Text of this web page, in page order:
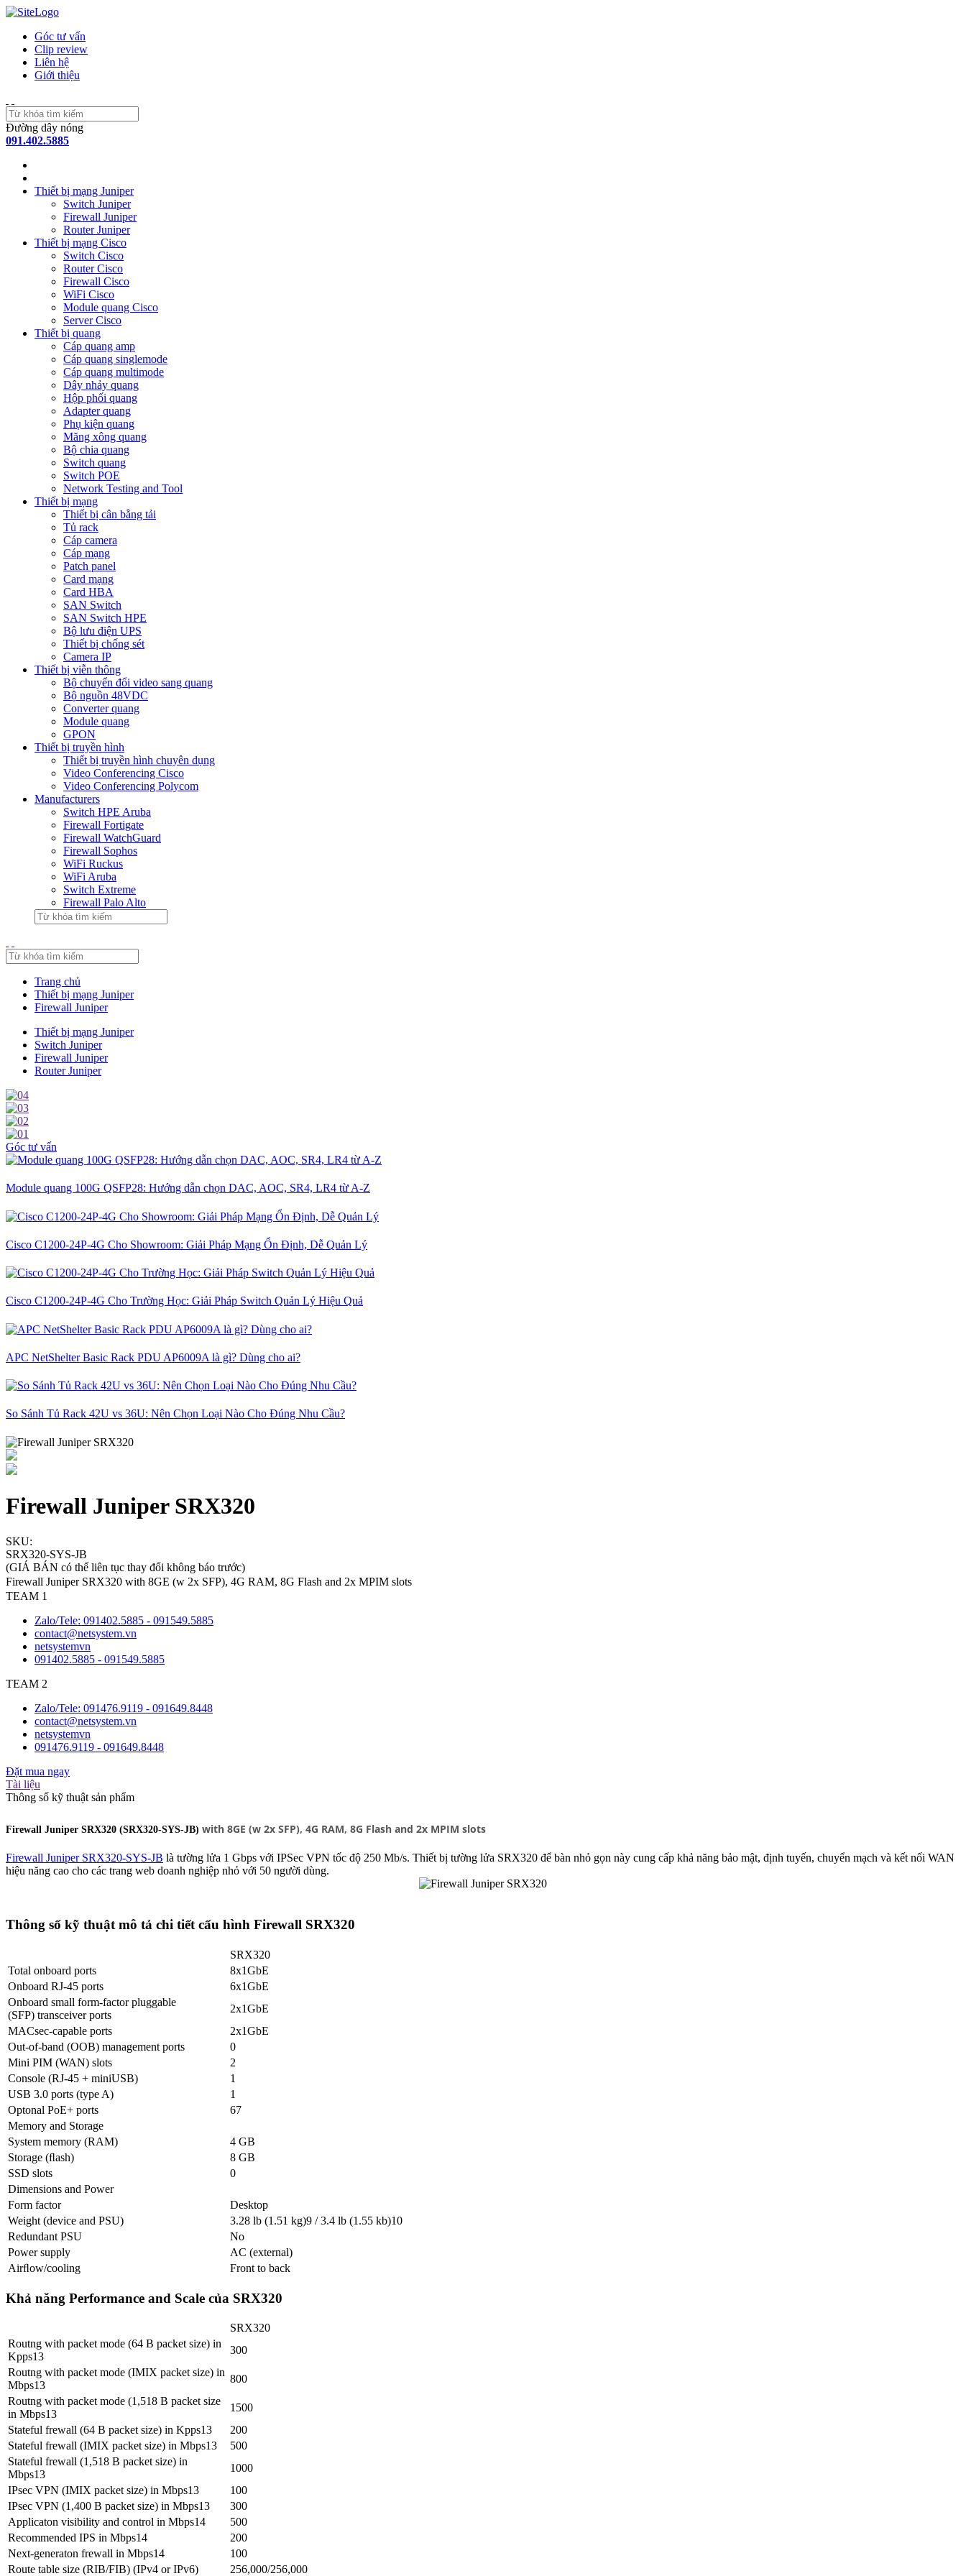
Góc tư vấn
Clip review
Liên hệ
Giới thiệu
Đường dây nóng
091.402.5885
Thiết bị mạng Juniper
Switch Juniper
Firewall Juniper
Router Juniper
Thiết bị mạng Cisco
Switch Cisco
Router Cisco
Firewall Cisco
WiFi Cisco
Module quang Cisco
Server Cisco
Thiết bị quang
Cáp quang amp
Cáp quang singlemode
Cáp quang multimode
Dây nhảy quang
Hộp phối quang
Adapter quang
Phụ kiện quang
Măng xông quang
Bộ chia quang
Switch quang
Switch POE
Network Testing and Tool
Thiết bị mạng
Thiết bị cân bằng tải
Tủ rack
Cáp camera
Cáp mạng
Patch panel
Card mạng
Card HBA
SAN Switch
SAN Switch HPE
Bộ lưu điện UPS
Thiết bị chống sét
Camera IP
Thiết bị viễn thông
Bộ chuyển đổi video sang quang
Bộ nguồn 48VDC
Converter quang
Module quang
GPON
Thiết bị truyền hình
Thiết bị truyền hình chuyên dụng
Video Conferencing Cisco
Video Conferencing Polycom
Manufacturers
Switch HPE Aruba
Firewall Fortigate
Firewall WatchGuard
Firewall Sophos
WiFi Ruckus
WiFi Aruba
Switch Extreme
Firewall Palo Alto
Trang chủ
Thiết bị mạng Juniper
Firewall Juniper
Thiết bị mạng Juniper
Switch Juniper
Firewall Juniper
Router Juniper
Góc tư vấn
Module quang 100G QSFP28: Hướng dẫn chọn DAC, AOC, SR4, LR4 từ A-Z
Cisco C1200-24P-4G Cho Showroom: Giải Pháp Mạng Ổn Định, Dễ Quản Lý
Cisco C1200-24P-4G Cho Trường Học: Giải Pháp Switch Quản Lý Hiệu Quả
APC NetShelter Basic Rack PDU AP6009A là gì? Dùng cho ai?
So Sánh Tủ Rack 42U vs 36U: Nên Chọn Loại Nào Cho Đúng Nhu Cầu?
Firewall Juniper SRX320
SKU:
SRX320-SYS-JB
(GIÁ BÁN có thể liên tục thay đổi không báo trước)
Firewall Juniper SRX320 with 8GE (w 2x SFP), 4G RAM, 8G Flash and 2x MPIM slots
TEAM 1
Zalo/Tele: 091402.5885 - 091549.5885
contact@netsystem.vn
netsystemvn
091402.5885 - 091549.5885
TEAM 2
Zalo/Tele: 091476.9119 - 091649.8448
contact@netsystem.vn
netsystemvn
091476.9119 - 091649.8448
Đặt mua ngay
Tài liệu
Thông số kỹ thuật sản phẩm
Firewall Juniper SRX320 (SRX320-SYS-JB) with 8GE (w 2x SFP), 4G RAM, 8G Flash and 2x MPIM slots
Firewall Juniper SRX320-SYS-JB là tường lửa 1 Gbps với IPSec VPN tốc độ 250 Mb/s. Thiết bị tường lửa SRX320 để bàn nhỏ gọn này cung cấp khả năng bảo mật, định tuyến, chuyển mạch và kết nối WAN
hiệu năng cao cho các trang web doanh nghiệp nhỏ với 50 người dùng.
Thông số kỹ thuật mô tả chi tiết cấu hình Firewall SRX320
SRX320
Total onboard ports
8x1GbE
Onboard RJ-45 ports
6x1GbE
Onboard small form-factor pluggable
(SFP) transceiver ports
2x1GbE
MACsec-capable ports
2x1GbE
Out-of-band (OOB) management ports
0
Mini PIM (WAN) slots
2
Console (RJ-45 + miniUSB)
1
USB 3.0 ports (type A)
1
Optonal PoE+ ports
67
Memory and Storage
System memory (RAM)
4 GB
Storage (ﬂash)
8 GB
SSD slots
0
Dimensions and Power
Form factor
Desktop
Weight (device and PSU)
3.28 lb (1.51 kg)9 / 3.4 lb (1.55 kb)10
Redundant PSU
No
Power supply
AC (external)
Airﬂow/cooling
Front to back
Khả năng Performance and Scale của SRX320
SRX320
Routng with packet mode (64 B packet size) in
Kpps13
300
Routng with packet mode (IMIX packet size) in
Mbps13
800
Routng with packet mode (1,518 B packet size
in Mbps13
1500
Stateful frewall (64 B packet size) in Kpps13
200
Stateful frewall (IMIX packet size) in Mbps13
500
Stateful frewall (1,518 B packet size) in
Mbps13
1000
IPsec VPN (IMIX packet size) in Mbps13
100
IPsec VPN (1,400 B packet size) in Mbps13
300
Applicaton visibility and control in Mbps14
500
Recommended IPS in Mbps14
200
Next-generaton frewall in Mbps14
100
Route table size (RIB/FIB) (IPv4 or IPv6)
256,000/256,000